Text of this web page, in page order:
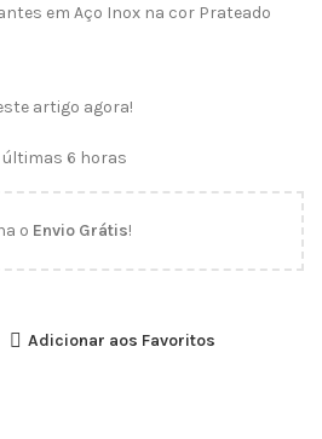
em Aço Inox na cor Prateado
artigo agora!
6 horas
o Envio Grátis!
Adicionar aos Favoritos